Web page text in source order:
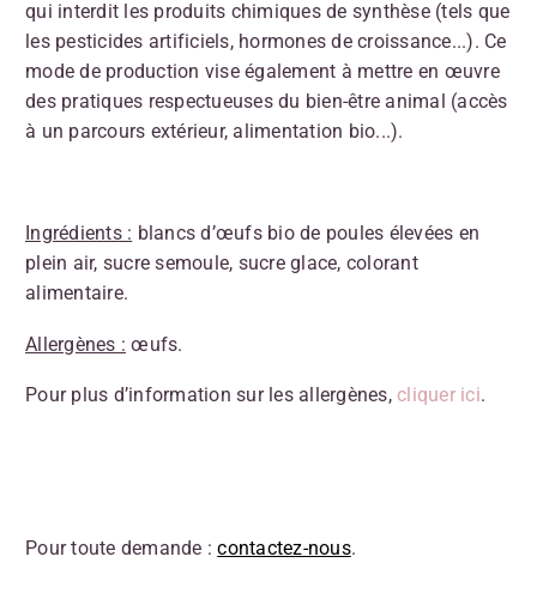
qui interdit les produits chimiques de synthèse (tels que
les pesticides artificiels, hormones de croissance...). Ce
mode de production vise également à mettre en œuvre
des pratiques respectueuses du bien-être animal (accès
à un parcours extérieur, alimentation bio...).
Ingrédients : blancs d’œufs bio de poules élevées en
plein air, sucre semoule, sucre glace, colorant
alimentaire.
Allergènes : œufs.
Pour plus d’information sur les allergènes, cliquer ici.
Pour toute demande :contactez-nous.